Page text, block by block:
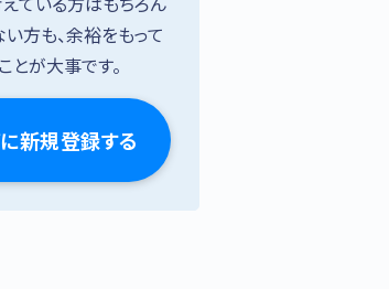
方も、余裕をもって
とが大事です。
新規登録する